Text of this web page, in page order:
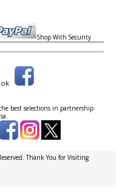
Shop With Security
best selections in partnership
Thank You for Visiting